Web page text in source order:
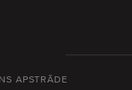
APSTRĀDE